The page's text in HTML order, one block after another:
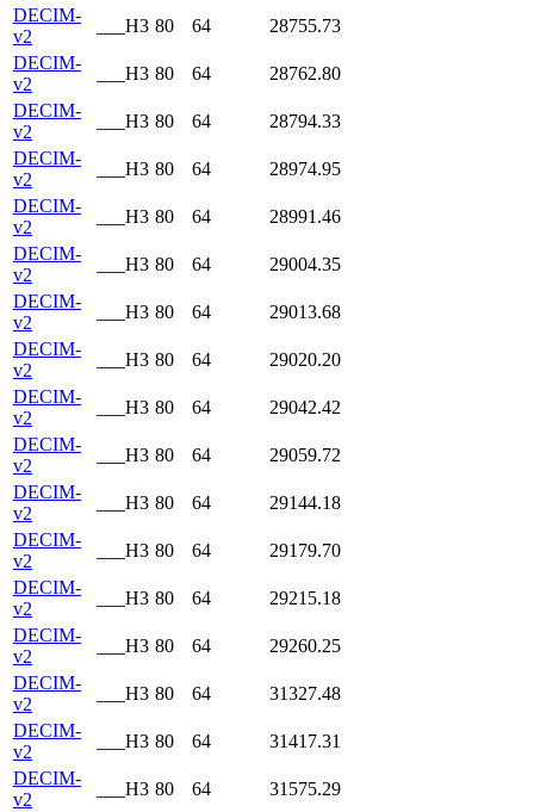
DECIM-
v2
___H3 80 64
28755.73
DECIM-
v2
___H3 80 64
28762.80
DECIM-
v2
___H3 80 64
28794.33
DECIM-
v2
___H3 80 64
28974.95
DECIM-
v2
___H3 80 64
28991.46
DECIM-
v2
___H3 80 64
29004.35
DECIM-
v2
___H3 80 64
29013.68
DECIM-
v2
___H3 80 64
29020.20
DECIM-
v2
___H3 80 64
29042.42
DECIM-
v2
___H3 80 64
29059.72
DECIM-
v2
___H3 80 64
29144.18
DECIM-
v2
___H3 80 64
29179.70
DECIM-
v2
___H3 80 64
29215.18
DECIM-
v2
___H3 80 64
29260.25
DECIM-
v2
___H3 80 64
31327.48
DECIM-
v2
___H3 80 64
31417.31
DECIM-
v2
___H3 80 64 31575.29